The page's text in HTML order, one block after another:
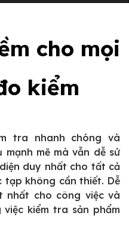
cho mọi
kiểm
tra nhanh chóng và
mẽ mà vẫn dễ sử
duy nhất cho tất cả
không cần thiết. Dễ
cho công việc và
kiểm tra sản phẩm